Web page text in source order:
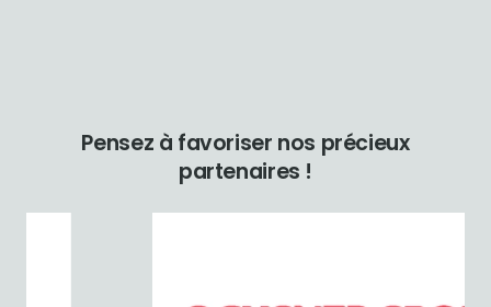
Pensez à favoriser nos précieux
partenaires !